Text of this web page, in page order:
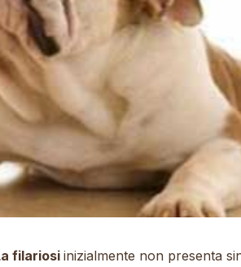
filariosi inizialmente non presenta